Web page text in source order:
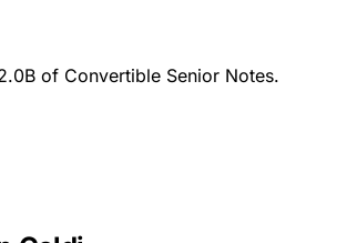
of Convertible Senior Notes.